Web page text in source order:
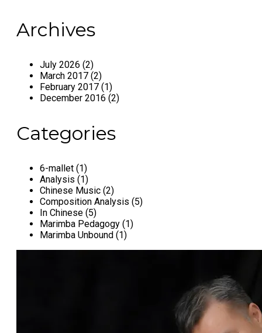
Archives
July 2026 (2)
March 2017 (2)
February 2017 (1)
December 2016 (2)
Categories
6-mallet (1)
Analysis (1)
Chinese Music (2)
Composition Analysis (5)
In Chinese (5)
Marimba Pedagogy (1)
Marimba Unbound (1)